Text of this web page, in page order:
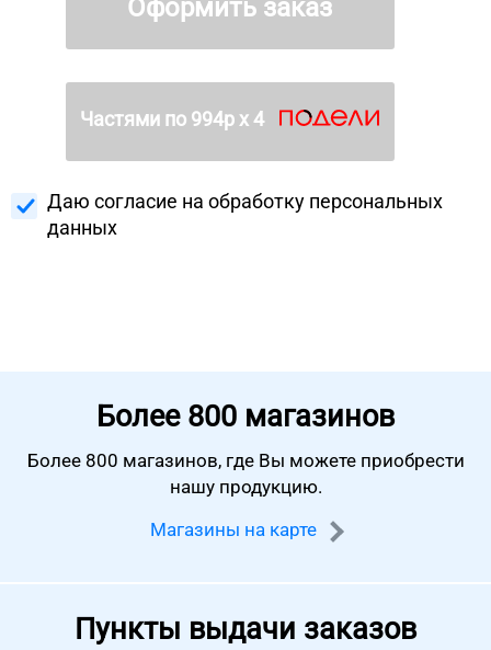
Оформить заказ
Частями по 994р х 4
Даю согласие на обработку персональных
данных
Более 800 магазинов
Более 800 магазинов, где Вы можете приобрести
нашу продукцию.
Магазины на карте
Пункты выдачи заказов